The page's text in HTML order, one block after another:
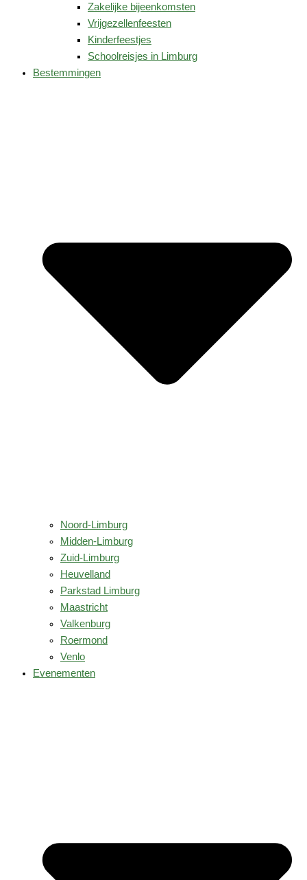
Zakelijke bijeenkomsten
Vrijgezellenfeesten
Kinderfeestjes
Schoolreisjes in Limburg
Bestemmingen
Noord-Limburg
Midden-Limburg
Zuid-Limburg
Heuvelland
Parkstad Limburg
Maastricht
Valkenburg
Roermond
Venlo
Evenementen